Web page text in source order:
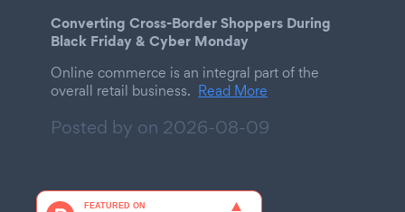
Converting Cross-Border Shoppers During
Black Friday & Cyber Monday
Online commerce is an integral part of the
overall retail business. Read More
Posted by on 2026-08-09